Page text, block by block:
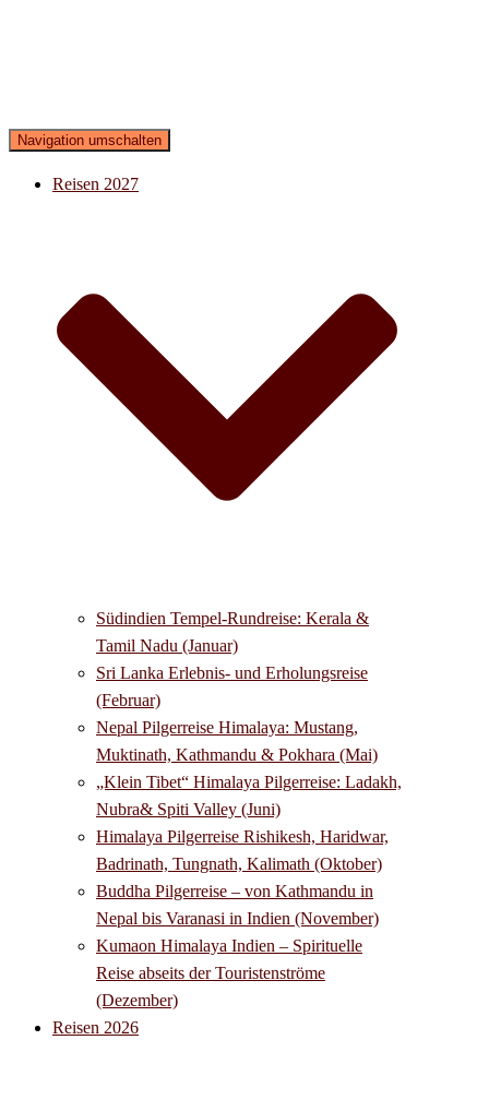
Navigation umschalten
Reisen 2027
Südindien Tempel-Rundreise: Kerala &
Tamil Nadu (Januar)
Sri Lanka Erlebnis- und Erholungsreise
(Februar)
Nepal Pilgerreise Himalaya: Mustang,
Muktinath, Kathmandu & Pokhara (Mai)
„Klein Tibet“ Himalaya Pilgerreise: Ladakh,
Nubra& Spiti Valley (Juni)
Himalaya Pilgerreise Rishikesh, Haridwar,
Badrinath, Tungnath, Kalimath (Oktober)
Buddha Pilgerreise – von Kathmandu in
Nepal bis Varanasi in Indien (November)
Kumaon Himalaya Indien – Spirituelle
Reise abseits der Touristenströme
(Dezember)
Reisen 2026